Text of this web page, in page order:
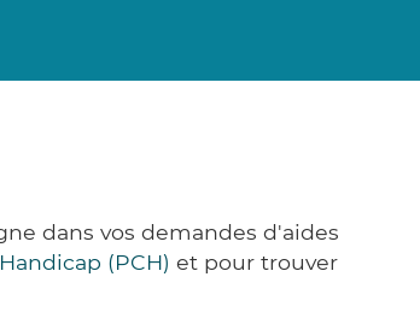
dans vos demandes d'aides
(PCH) et pour trouver